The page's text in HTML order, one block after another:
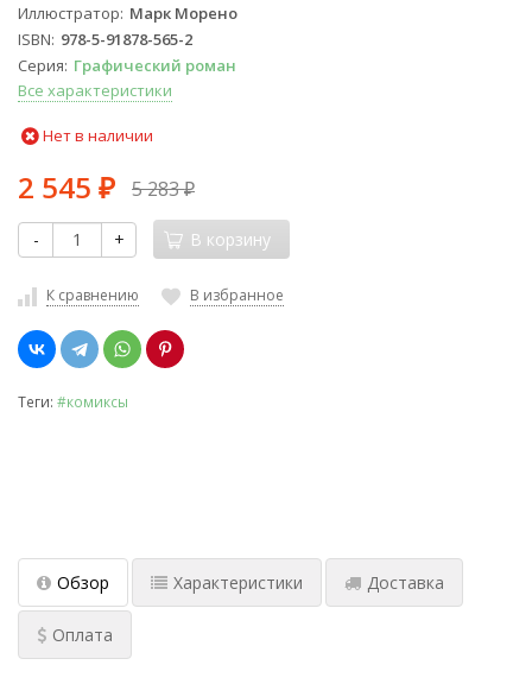
Иллюстратор Марк Морено
ISBN 978-5-91878-565-2
Серия Графический роман
Все характеристики
Нет в наличии
2 545 ₽ 5 283₽
- + В корзину
К сравнению В избранное
Теги: #комиксы
Обзор Характеристики Доставка
Оплата